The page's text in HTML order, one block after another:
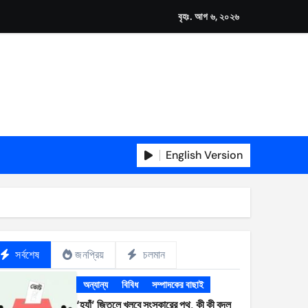
বৃহঃ. আগ ৬, ২০২৬
English Version
সর্বশেষ জনপ্রিয় চলমান
অন্যান্য বিবিধ সম্পাদকের বাছাই
‘হ্যাঁ’ জিতলে খুলবে সংস্কারের পথ, কী কী বদল